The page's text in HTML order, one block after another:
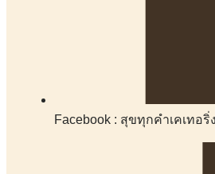
Facebook : สุขทุกคำเคเทอริ่ง